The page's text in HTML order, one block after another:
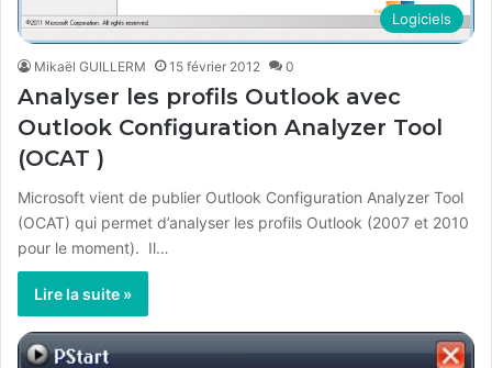
Logiciels
Mikaël GUILLERM 15 février 2012 0
Analyser les profils Outlook avec
Outlook Configuration Analyzer Tool
(OCAT )
Microsoft vient de publier Outlook Configuration Analyzer Tool
(OCAT) qui permet d’analyser les profils Outlook (2007 et 2010
pour le moment). Il…
Lire la suite »